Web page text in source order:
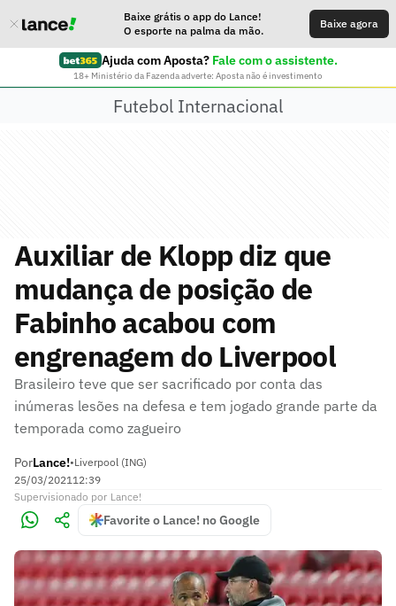
Baixe grátis o app do Lance!
O esporte na palma da mão.
Baixe agora
Ajuda com Aposta? Fale com o assistente.
18+ Ministério da Fazenda adverte: Aposta não é investimento
Futebol Internacional
Auxiliar de Klopp diz que
mudança de posição de
Fabinho acabou com
engrenagem do Liverpool
Brasileiro teve que ser sacrificado por conta das
inúmeras lesões na defesa e tem jogado grande parte da
temporada como zagueiro
PorLance!•Liverpool (ING)
25/03/202112:39
Supervisionado por Lance!
Favorite o Lance! no Google